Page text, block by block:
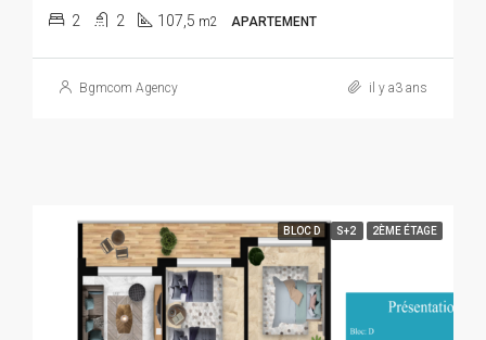
2 2 107,5 m2 APARTEMENT
Bgmcom Agency il y a3 ans
BLOC D S+2 2ÈME ÉTAGE